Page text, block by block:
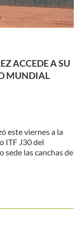
ACCEDE A SU
MUNDIAL
este viernes a la
ITF J30 del
las canchas de